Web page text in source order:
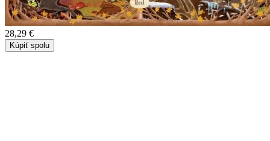
28,29 €
Kúpiť spolu